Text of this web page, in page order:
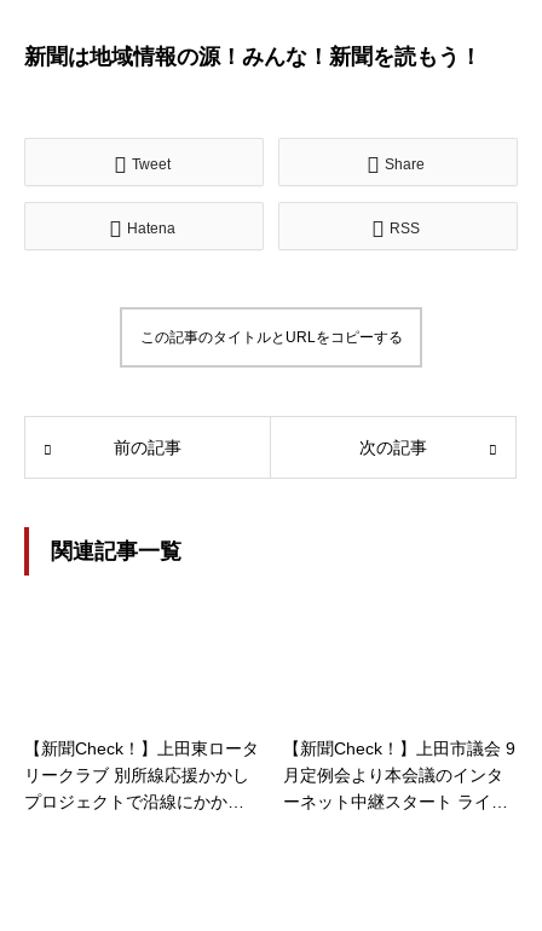
新聞は地域情報の源！みんな！新聞を読もう！
Tweet Share
Hatena RSS
この記事のタイトルとURLをコピーする
前の記事 次の記事
関連記事一覧
【新聞Check！】上田東ロータ
リークラブ 別所線応援かかし
プロジェクトで沿線にかかし1
【新聞Check！】上田市議会 9
月定例会より本会議のインタ
ーネット中継スタート ライブ